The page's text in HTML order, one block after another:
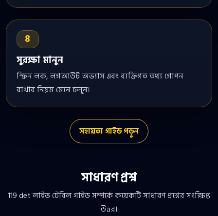
৪
সুরক্ষা মানুন
স্ক্রিন লক, লগআউট অভ্যাস এবং ব্যক্তিগত তথ্য গোপন
রাখার নিয়ম মেনে চলুন।
সহায়তা গাইড পড়ুন
সাধারণ প্রশ্ন
119 det লাইভ টেবিল গাইড সম্পর্কে কয়েকটি সাধারণ প্রশ্নের সংক্ষিপ্ত
উত্তর।